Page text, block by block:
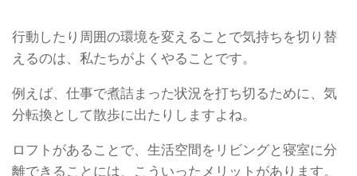
行動したり周囲の環境を変えることで気持ちを切り替
えるのは、私たちがよくやることです。
例えば、仕事で煮詰まった状況を打ち切るために、気
分転換として散歩に出たりしますよね。
ロフトがあることで、生活空間をリビングと寝室に分
離できることには、こういったメリットがあります。